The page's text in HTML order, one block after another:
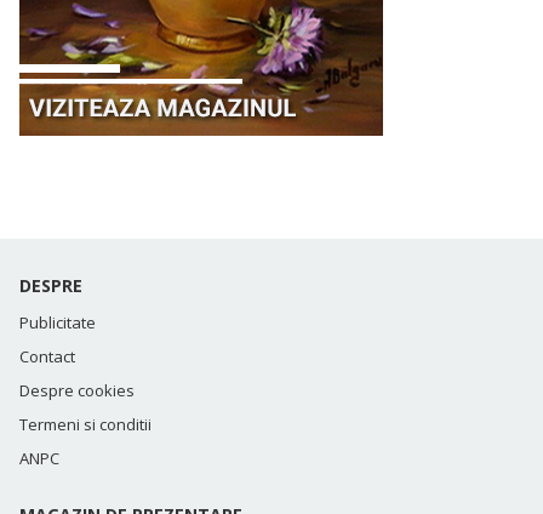
DESPRE
Publicitate
Contact
Despre cookies
Termeni si conditii
ANPC